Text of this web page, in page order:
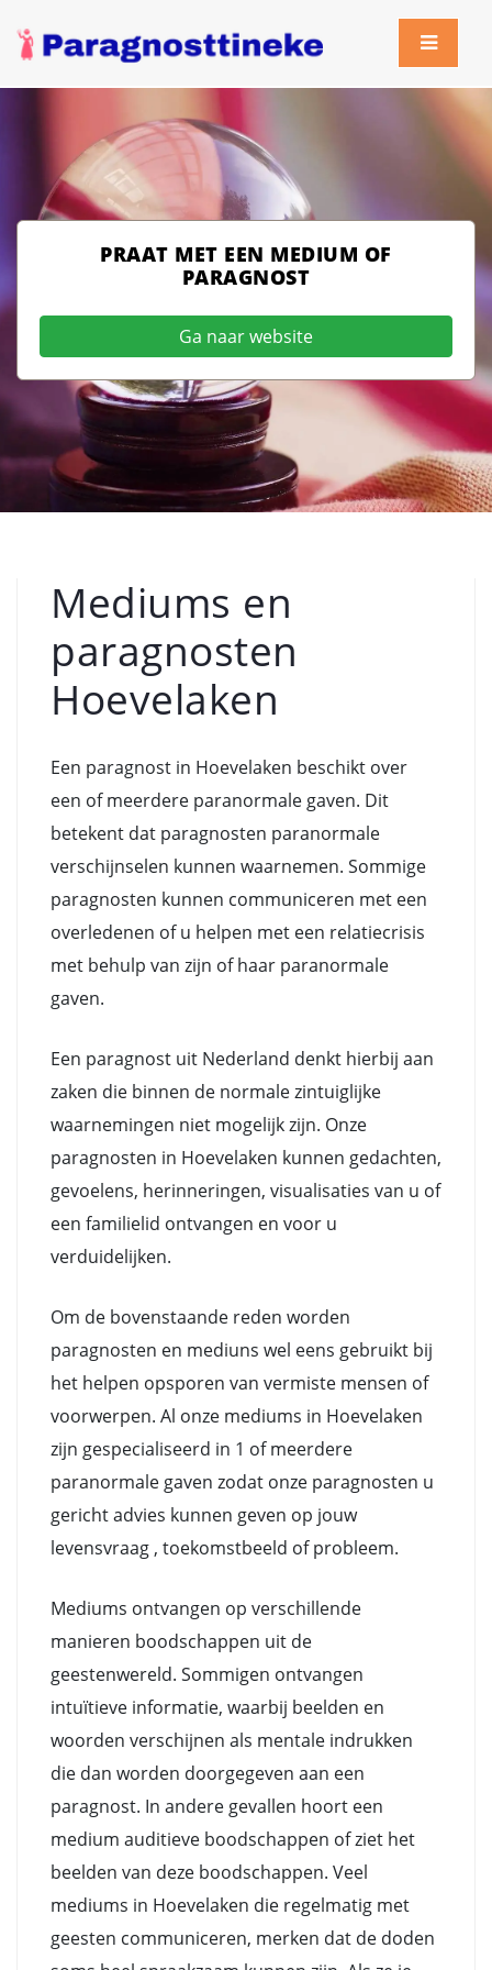
PRAAT MET EEN MEDIUM OF
PARAGNOST
Ga naar website
Mediums en
paragnosten
Hoevelaken
Een paragnost in Hoevelaken beschikt over
een of meerdere paranormale gaven. Dit
betekent dat paragnosten paranormale
verschijnselen kunnen waarnemen. Sommige
paragnosten kunnen communiceren met een
overledenen of u helpen met een relatiecrisis
met behulp van zijn of haar paranormale
gaven.
Een paragnost uit Nederland denkt hierbij aan
zaken die binnen de normale zintuiglijke
waarnemingen niet mogelijk zijn. Onze
paragnosten in Hoevelaken kunnen gedachten,
gevoelens, herinneringen, visualisaties van u of
een familielid ontvangen en voor u
verduidelijken.
Om de bovenstaande reden worden
paragnosten en mediuns wel eens gebruikt bij
het helpen opsporen van vermiste mensen of
voorwerpen. Al onze mediums in Hoevelaken
zijn gespecialiseerd in 1 of meerdere
paranormale gaven zodat onze paragnosten u
gericht advies kunnen geven op jouw
levensvraag , toekomstbeeld of probleem.
Mediums ontvangen op verschillende
manieren boodschappen uit de
geestenwereld. Sommigen ontvangen
intuïtieve informatie, waarbij beelden en
woorden verschijnen als mentale indrukken
die dan worden doorgegeven aan een
paragnost. In andere gevallen hoort een
medium auditieve boodschappen of ziet het
beelden van deze boodschappen. Veel
mediums in Hoevelaken die regelmatig met
geesten communiceren, merken dat de doden